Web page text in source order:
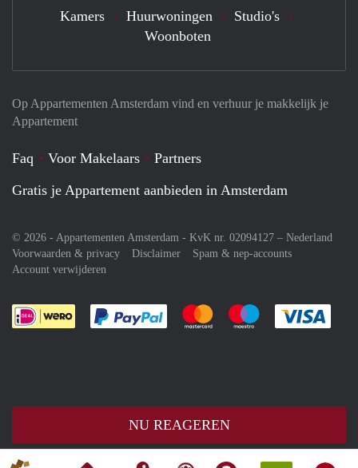
NU REAGEREN
Op Appartementen Amsterdam vind en verhuur je makkelijk je
Appartement
Faq Voor Makelaars
Partners
Gratis je Appartement aanbieden in Amsterdam
© 2026 - Appartementen Amsterdam - KvK nr. 02094127 – Nederland
Voorwaarden & privacy
Disclaimer
Spam & nep-accounts
Account verwijderen
Je rekent gemakkelijk af met Paypal
Je rekent gemakkelijk af met
Je rekent
Kamers Huurwoningen
Studio's
Woonboten